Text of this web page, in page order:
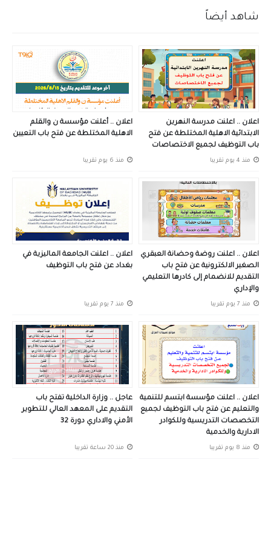
شاهد أيضاً
اعلان .. اعلنت مدرسة النهرين
الابتدائية الاهلية المختلطة عن فتح
باب التوظيف لجميع الاختصاصات
منذ 4 يوم تقريبا
اعلان .. أعلنت مؤسسة ن والقلم
الاهلية المختلطة عن فتح باب التعيين
منذ 6 يوم تقريبا
اعلان .. اعلنت روضة وحضانة العبقري
الصغير الالكترونية عن فتح باب
التقديم للانضمام إلى كادرها التعليمي
والإداري
منذ 7 يوم تقريبا
اعلان .. اعلنت الجامعة الماليزية في
بغداد عن فتح باب التوظيف
منذ 7 يوم تقريبا
اعلان .. اعلنت مؤسسة ابتسم للتنمية
والتعليم عن فتح باب التوظيف لجميع
التخصصات التدريسية وللكوادر
الادارية والخدمية
منذ 8 يوم تقريبا
عاجل .. وزارة الداخلية تفتح باب
التقديم على المعهد العالي للتطوير
الأمني والاداري دورة 32
منذ 20 ساعة تقريبا